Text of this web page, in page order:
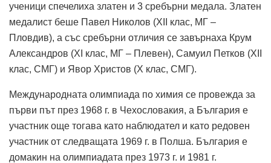
ученици спечелиха златен и 3 сребърни медала. Златен
медалист беше Павел Николов (XII клас, МГ –
Пловдив), а със сребърни отличия се завърнаха Крум
Александров (XI клас, МГ – Плевен), Самуил Петков (XII
клас, СМГ) и Явор Христов (X клас, СМГ).
Международната олимпиада по химия се провежда за
първи път през 1968 г. в Чехословакия, а България е
участник още тогава като наблюдател и като редовен
участник от следващата 1969 г. в Полша. България е
домакин на олимпиадата през 1973 г. и 1981 г.